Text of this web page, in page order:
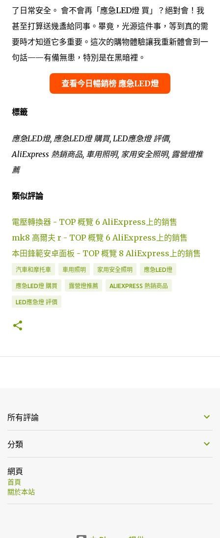
了日常安全。 會不會再「應急LED燈 買」？絕對會！我
甚至打算送幾盞給同事。畢竟，光源這件事，等到真的需
要時才知道它多重要。這次的購物體驗讓我重新體會到一
句話——有備無患，特別是在黑暗裡。
查看今日暢銷榜 應急LED燈
標籤
應急LED燈, 應急LED燈 購買, LED應急燈 評價,
AliExpress 熱銷商品, 車用照明, 家用安全照明, 露營燈推
薦
類似評論
電壓轉換器 - TOP 概覽 6 AliExpress上的銷售
mk8 高爾夫 r - TOP 概覽 6 AliExpress上的銷售
本田鋒範安卓面板 - TOP 概覽 8 AliExpress上的銷售
汽車和摩托車 車用照明 家用安全照明 應急LED燈
應急LED燈 購買 露營燈推薦 ALIEXPRESS 熱銷商品
LED應急燈 評價
所有評論
分類
網頁
首頁
關於本站